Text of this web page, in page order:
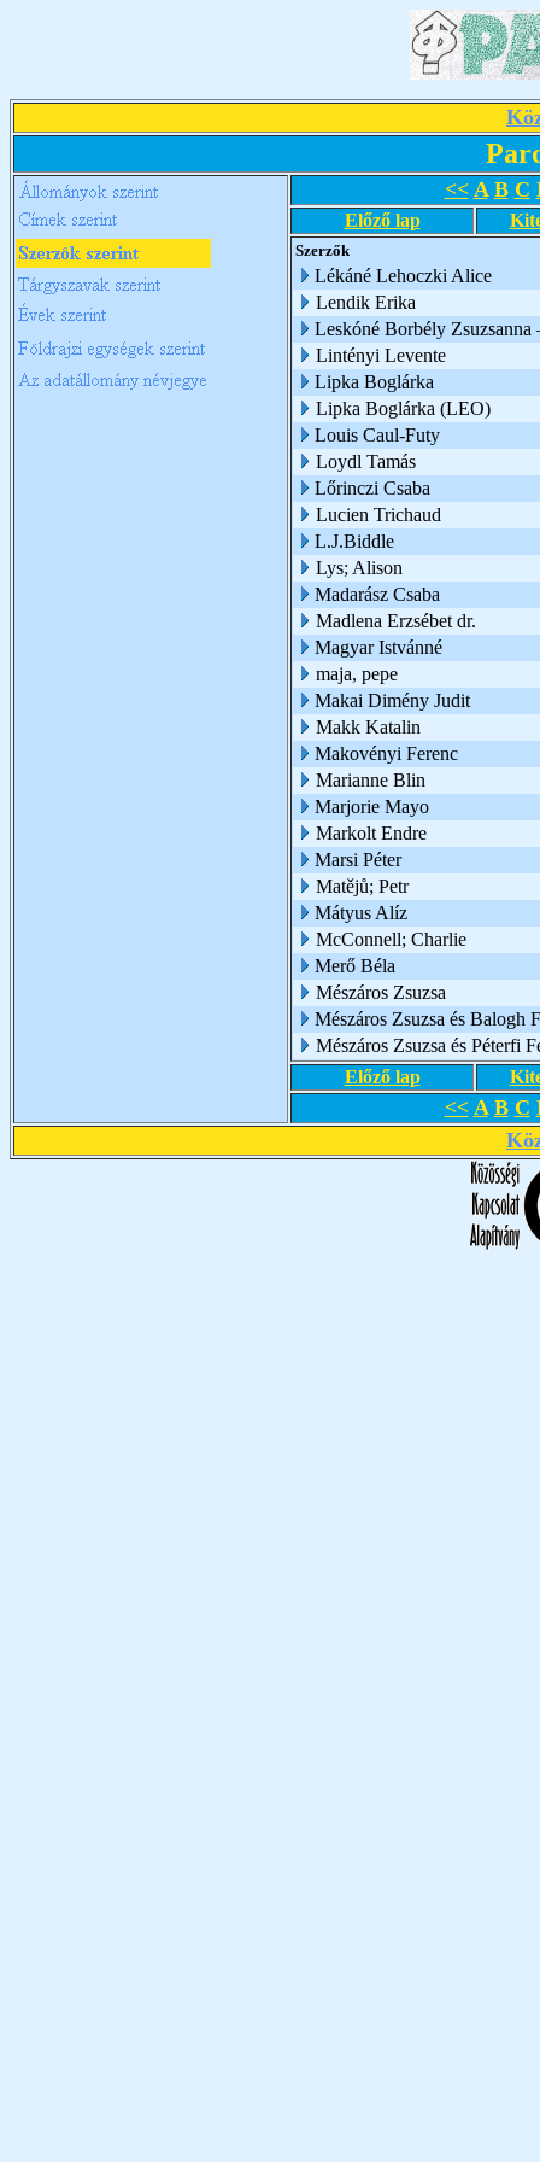
<< A B C
Előző lap
Szerzők
Lékáné Lehoczki Alice
Lendik Erika
Leskóné Borbély Zsuzsanna
Lintényi Levente
Lipka Boglárka
Lipka Boglárka (LEO)
Louis Caul-Futy
Loydl Tamás
Lőrinczi Csaba
Lucien Trichaud
L.J.Biddle
Lys; Alison
Madarász Csaba
Madlena Erzsébet dr.
Magyar Istvánné
maja, pepe
Makai Dimény Judit
Makk Katalin
Makovényi Ferenc
Marianne Blin
Marjorie Mayo
Markolt Endre
Marsi Péter
Matějů; Petr
Mátyus Alíz
McConnell; Charlie
Merő Béla
Mészáros Zsuzsa
Mészáros Zsuzsa és Balogh
Mészáros Zsuzsa és Péterfi
Előző lap
<< A B C